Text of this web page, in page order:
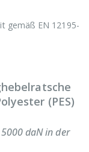
gemäß EN 12195-
(PES)
daN in der